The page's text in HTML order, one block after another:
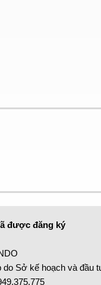
được đăng ký
Sở kế hoạch và đầu